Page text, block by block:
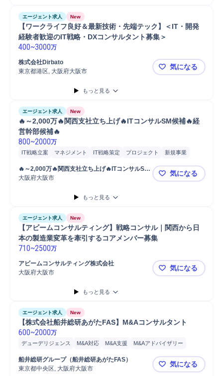
エージェント求人 New
【ワークライフ良好＆最新技術・先端テック】＜IT・開発
経験者歓迎のIT戦略・DXコンサルタント募集＞
400~3000万
株式会社Dirbato
東京都港区, 大阪府大阪市
【ワークラ
気になる
もっと見る
エージェント求人 New
🔥～2,000万🔥関西支社立ち上げ🔥ITコンサルSM候補🔥経
営幹部候補🔥
800~2000万
IT戦略立案 マネジメント IT戦略策定 プロジェクト
新規事業
保険 幹部
ロードマップ策定
工作機械
IoT
IT戦略コンサルティング
サービス提供
システム開発
コンサルタント
🔥～2,000万🔥関西支社立ち上げ🔥ITコンサルSM
候補🔥経営幹部候補🔥
大阪府大阪市 🔥～2,000
気になる
もっと見る
エージェント求人 New
【アビームコンサルティング】戦略コンサル｜関西から日
本の製造業変革を牽引するコアメンバー募集
710~2500万
アビームコンサルティング株式会社
大阪府大阪市
【アビーム
気になる
もっと見る
エージェント求人 New
【株式会社船井総研あがたFAS】M&Aコンサルタント
600~2000万
デューデリジェンス M&A対応 M&A支援
M&Aアドバイザリー
M&Aコンサルティング
船井総研グループ（船井総研あがたFAS）
東京都中央区, 大阪府大阪市
【株式会社
気になる